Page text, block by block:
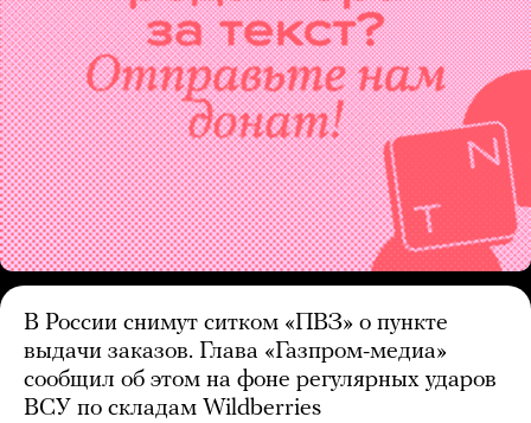
В России снимут ситком «ПВЗ» о пункте
выдачи заказов. Глава «Газпром-медиа»
сообщил об этом на фоне регулярных ударов
ВСУ по складам Wildberries